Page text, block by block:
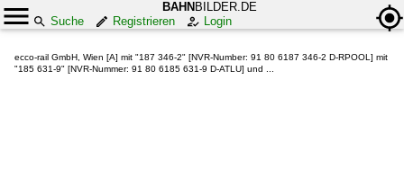
BAHN BILDER.DE
Suche
Registrieren Login
ecco-rail GmbH, Wien [A] mit "187 346-2" [NVR-Number: 91 80 6187 346-2 D-RPOOL] mit
"185 631-9" [NVR-Nummer: 91 80 6185 631-9 D-ATLU] und ...